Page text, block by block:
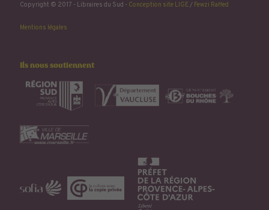
Copyright © 2017 - Libraires du Sud - Conception site LIGE/ Fewzi Raffed
Mentions légales
Ils nous soutiennent